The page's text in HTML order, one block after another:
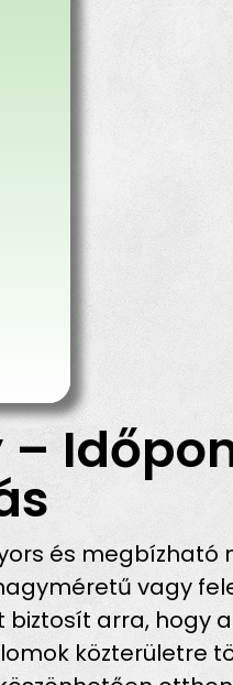
és
vagy
biztosít arra, hogy
közterületre